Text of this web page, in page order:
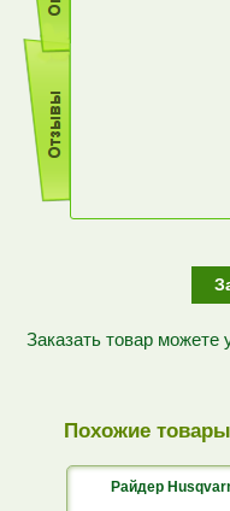
Заказать товар
Похожие товары
Райдер